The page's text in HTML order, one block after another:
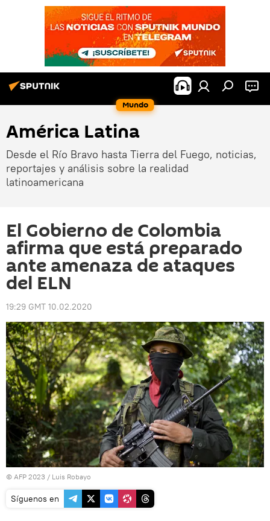
Mundo
América Latina
Desde el Río Bravo hasta Tierra del Fuego, noticias,
reportajes y análisis sobre la realidad
latinoamericana
El Gobierno de Colombia
afirma que está preparado
ante amenaza de ataques
del ELN
19:29 GMT 10.02.2020
© AFP 2023 / Luis Robayo
Síguenos en